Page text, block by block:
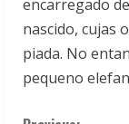
encarregado
nascido, cujas
piada. No
pequeno